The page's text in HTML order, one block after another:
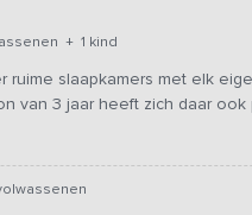
+ 1 kind
ruime slaapkamers met elk
van 3 jaar heeft zich daar ook